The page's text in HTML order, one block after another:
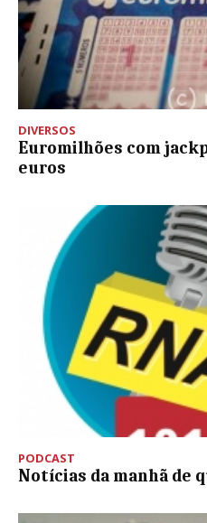
DIVERSOS
Euromilhões com
euros
PODCAST
Notícias da manhã de